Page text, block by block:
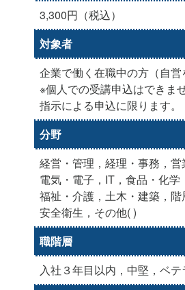
3,300円（税込）
対象者
企業で働く在職中の方（自営
※個人での受講申込はできま
指示による申込に限ります。
分野
経営・管理，経理・事務，
電気・電子，IT，食品・化
福祉・介護，土木・建築，
安全衛生，その他( )
職階層
入社３年目以内，中堅，ベテ